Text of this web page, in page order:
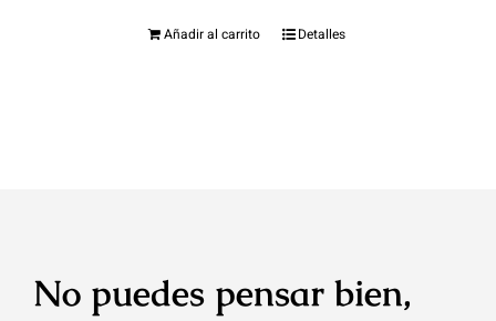
Añadir al carrito Detalles
No puedes pensar bien,